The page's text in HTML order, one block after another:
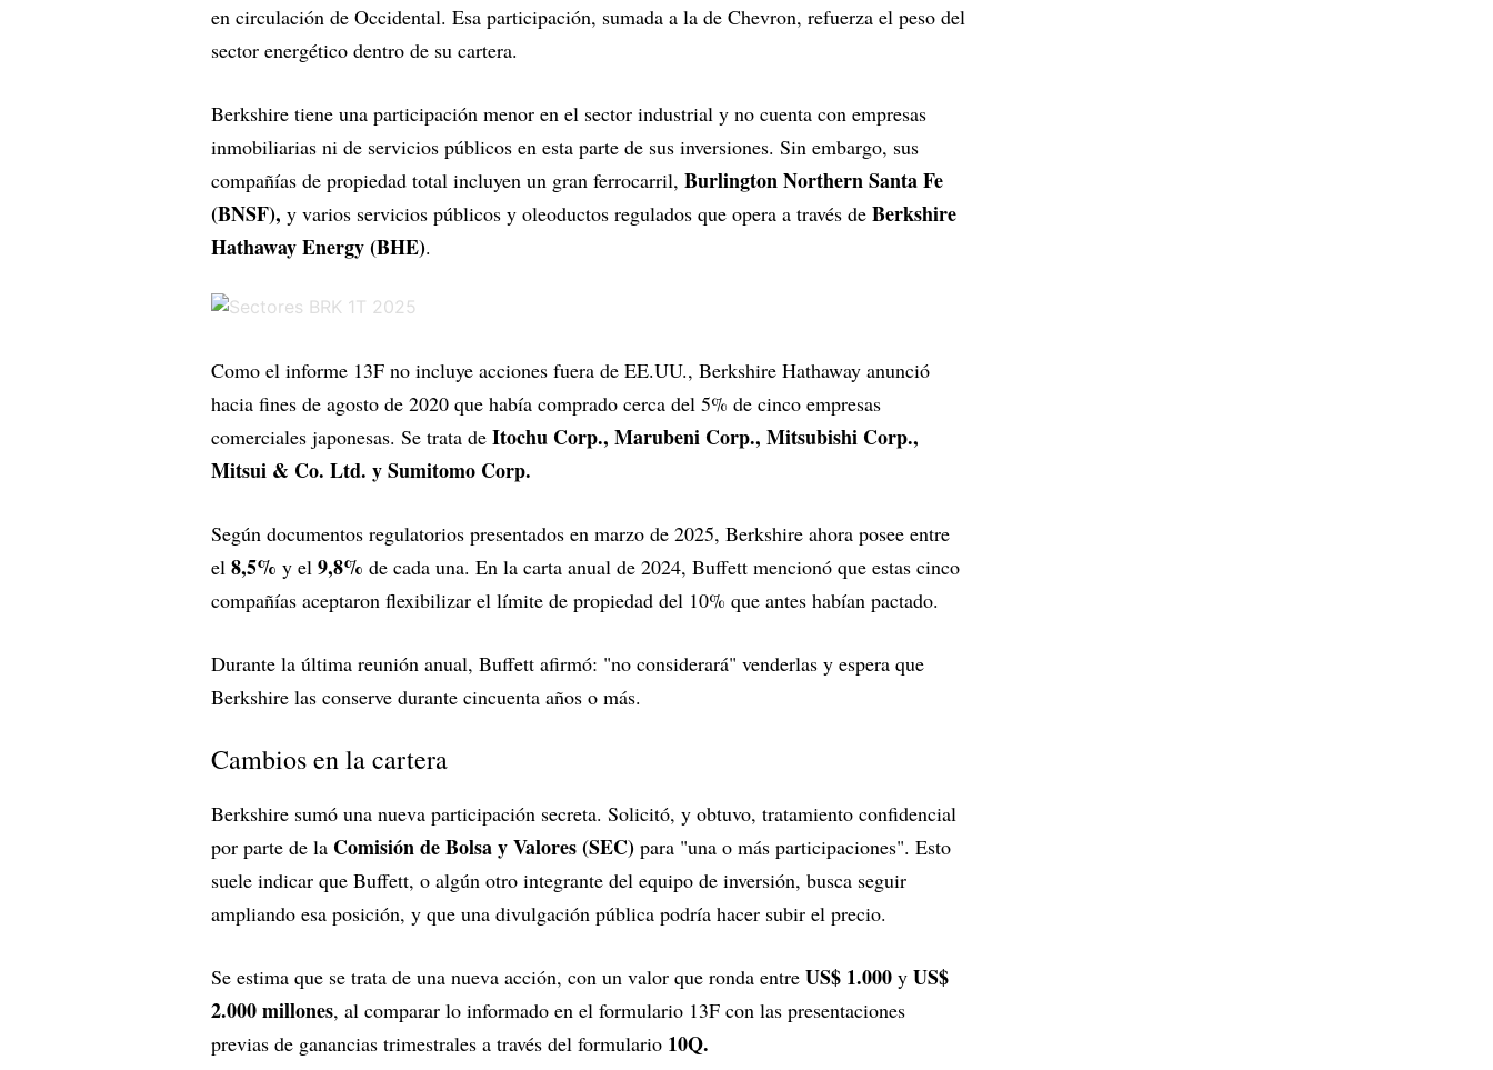
en circulación de Occidental. Esa participación, sumada a la de Chevron, refuerza el peso del
sector energético dentro de su cartera.
Berkshire tiene una participación menor en el sector industrial y no cuenta con empresas
inmobiliarias ni de servicios públicos en esta parte de sus inversiones. Sin embargo, sus
compañías de propiedad total incluyen un gran ferrocarril, Burlington Northern Santa Fe
(BNSF), y varios servicios públicos y oleoductos regulados que opera a través de Berkshire
Hathaway Energy (BHE).
Como el informe 13F no incluye acciones fuera de EE.UU., Berkshire Hathaway anunció
hacia fines de agosto de 2020 que había comprado cerca del 5% de cinco empresas
comerciales japonesas. Se trata de Itochu Corp., Marubeni Corp., Mitsubishi Corp.,
Mitsui & Co. Ltd. y Sumitomo Corp.
Según documentos regulatorios presentados en marzo de 2025, Berkshire ahora posee entre
el 8,5% y el 9,8% de cada una. En la carta anual de 2024, Buffett mencionó que estas cinco
compañías aceptaron flexibilizar el límite de propiedad del 10% que antes habían pactado.
Durante la última reunión anual, Buffett afirmó: "no considerará" venderlas y espera que
Berkshire las conserve durante cincuenta años o más.
Cambios en la cartera
Berkshire sumó una nueva participación secreta. Solicitó, y obtuvo, tratamiento confidencial
por parte de la Comisión de Bolsa y Valores (SEC) para "una o más participaciones". Esto
suele indicar que Buffett, o algún otro integrante del equipo de inversión, busca seguir
ampliando esa posición, y que una divulgación pública podría hacer subir el precio.
Se estima que se trata de una nueva acción, con un valor que ronda entre US$ 1.000 y US$
2.000 millones, al comparar lo informado en el formulario 13F con las presentaciones
previas de ganancias trimestrales a través del formulario 10Q.